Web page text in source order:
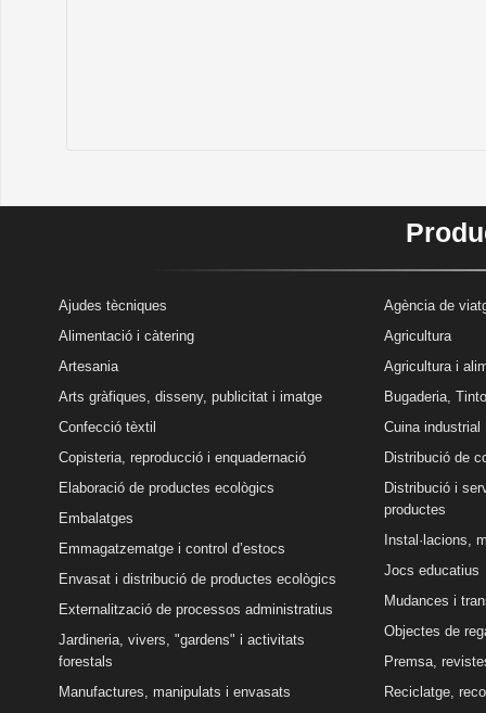
Ajudes tècniques
Alimentació i càtering
Artesania
Arts gràfiques, disseny, publicitat i imatge
Confecció tèxtil
Copisteria, reproducció i enquadernació
Elaboració de productes ecològics
Embalatges
Emmagatzematge i control d’estocs
Envasat i distribució de productes ecològics
Externalització de processos administratius
Jardineria, vivers, "gardens" i activitats
forestals
Manufactures, manipulats i envasats
Agència de
Agricultura
Agricultura i
Bugaderia,
Cuina industrial
Distribució de
Distribució i
productes
Instal·lacions,
Jocs educatius
Mudances i
Objectes de
Premsa,
Reciclatge,